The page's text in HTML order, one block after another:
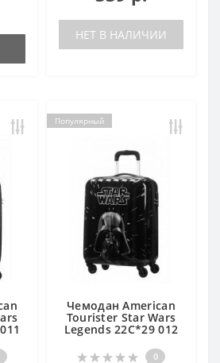
НЕТ В НАЛИЧИИ
Популярный
Чемодан American
Tourister Star Wars
Legends 22C*29 012
0